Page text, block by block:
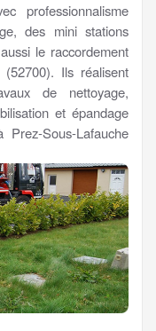
professionnalisme
des mini stations
le raccordement
(52700). Ils réalisent
de nettoyage,
et épandage
Sous-Lafauche